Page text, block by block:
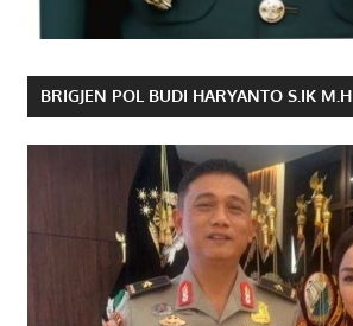
BRIGJEN POL BUDI HARYANTO S.IK M.H